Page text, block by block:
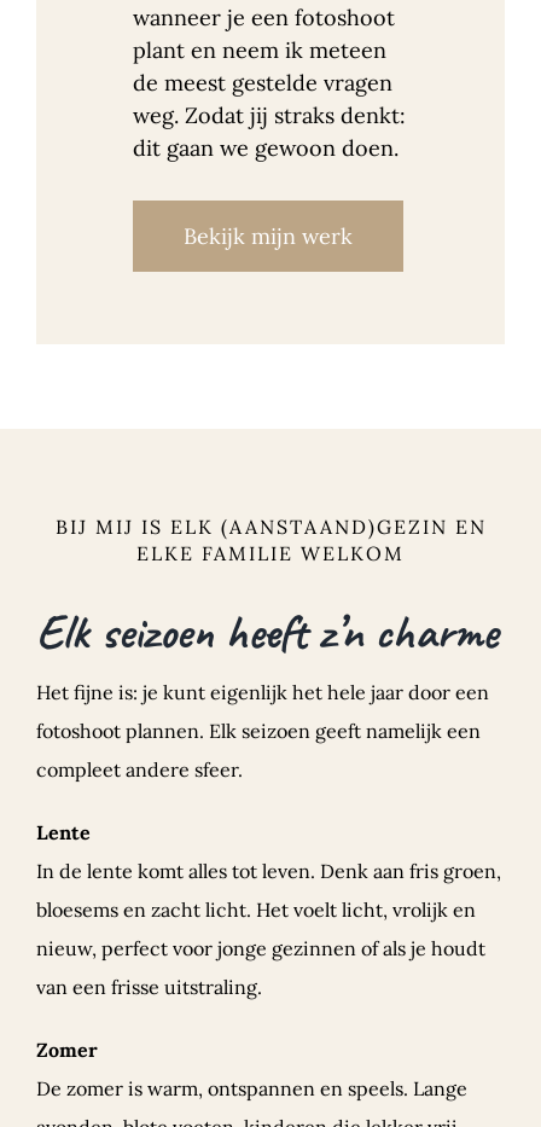
wanneer je een fotoshoot
plant en neem ik meteen
de meest gestelde vragen
weg. Zodat jij straks denkt:
dit gaan we gewoon doen.
Bekijk mijn werk
BIJ MIJ IS ELK (AANSTAAND)GEZIN EN
ELKE FAMILIE WELKOM
Elk seizoen heeft z’n charme
Het fijne is: je kunt eigenlijk het hele jaar door een
fotoshoot plannen. Elk seizoen geeft namelijk een
compleet andere sfeer.
Lente
In de lente komt alles tot leven. Denk aan fris groen,
bloesems en zacht licht. Het voelt licht, vrolijk en
nieuw, perfect voor jonge gezinnen of als je houdt
van een frisse uitstraling.
Zomer
De zomer is warm, ontspannen en speels. Lange